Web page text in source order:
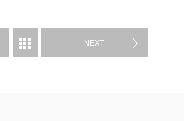
NEXT